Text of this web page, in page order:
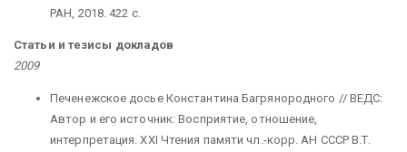
РАН, 2018. 422 с.
Статьи и тезисы докладов
2009
Печенежское досье Константина Багрянородного // ВЕДС:
Автор и его источник: Восприятие, отношение,
интерпретация. XXI Чтения памяти чл.-корр. АН СССР В.Т.